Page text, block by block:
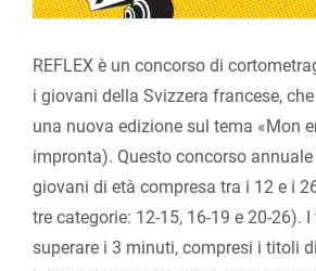
REFLEX è un concorso di
i giovani della Svizzera francese,
una nuova edizione sul tema «Mon
impronta). Questo concorso annuale
giovani di età compresa tra i 12 e i
tre categorie: 12-15, 16-19 e 20-26).
superare i 3 minuti, compresi i titoli